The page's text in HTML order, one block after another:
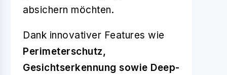
absichern möchten.
Dank innovativer Features wie
Perimeterschutz,
Gesichtserkennung sowie Deep-